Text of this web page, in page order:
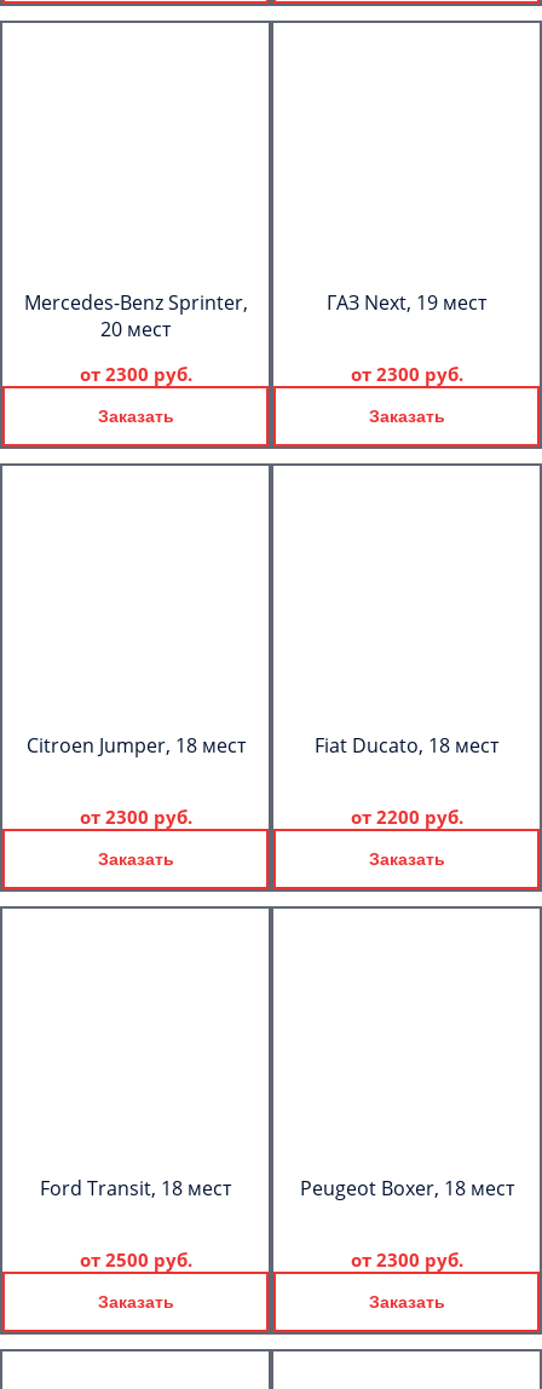
Mercedes-Benz Sprinter,
20 мест
от 2300 руб.
Заказать
ГАЗ Next, 19 мест
от 2300 руб.
Заказать
Citroen Jumper, 18 мест
от 2300 руб.
Заказать
Fiat Ducato, 18 мест
от 2200 руб.
Заказать
Ford Transit, 18 мест
от 2500 руб.
Заказать
Peugeot Boxer, 18 мест
от 2300 руб.
Заказать